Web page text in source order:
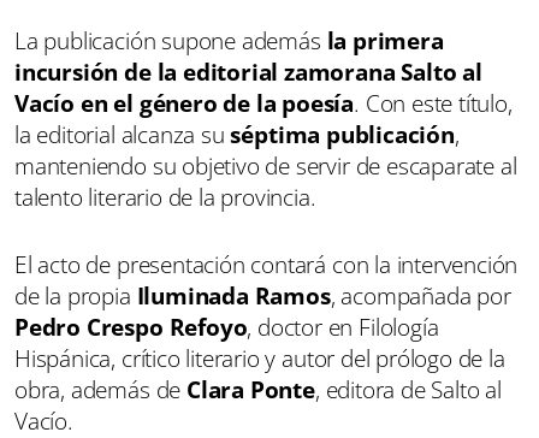
La publicación supone además la primera
incursión de la editorial zamorana Salto al
Vacío en el género de la poesía. Con este título,
la editorial alcanza suséptima publicación,
manteniendo su objetivo de servir de escaparate al
talento literario de la provincia.
El acto de presentación contará con la intervención
de la propia Iluminada Ramos, acompañada por
Pedro Crespo Refoyo, doctor en Filología
Hispánica, crítico literario y autor del prólogo de la
obra, además de Clara Ponte, editora de Salto al
Vacío.